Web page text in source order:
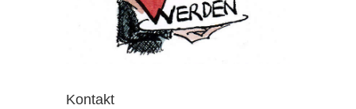
Kontakt